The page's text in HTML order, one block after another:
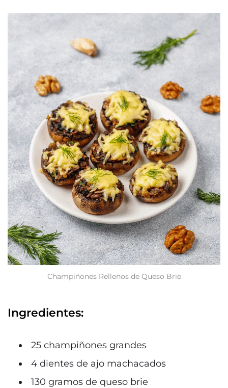
Champiñones Rellenos de Queso Brie
Ingredientes:
25 champiñones grandes
4 dientes de ajo machacados
130 gramos de queso brie